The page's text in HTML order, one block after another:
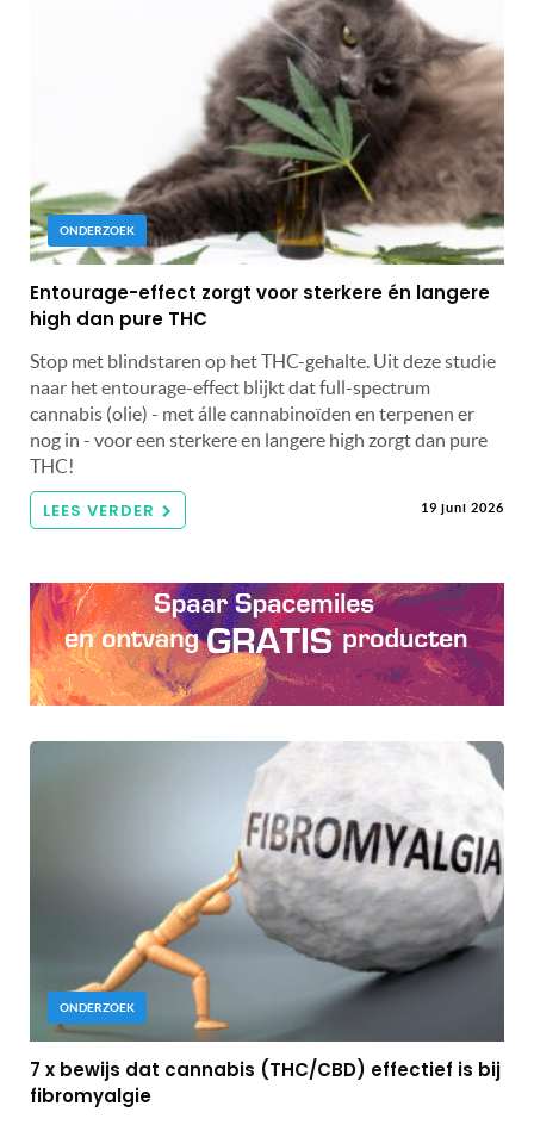
ONDERZOEK
Entourage-effect zorgt voor sterkere én langere
high dan pure THC
Stop met blindstaren op het THC-gehalte. Uit deze studie
naar het entourage-effect blijkt dat full-spectrum
cannabis (olie) - met álle cannabinoïden en terpenen er
nog in - voor een sterkere en langere high zorgt dan pure
THC!
LEES VERDER 19 juni 2026
ONDERZOEK
7 x bewijs dat cannabis (THC/CBD) effectief is bij
fibromyalgie